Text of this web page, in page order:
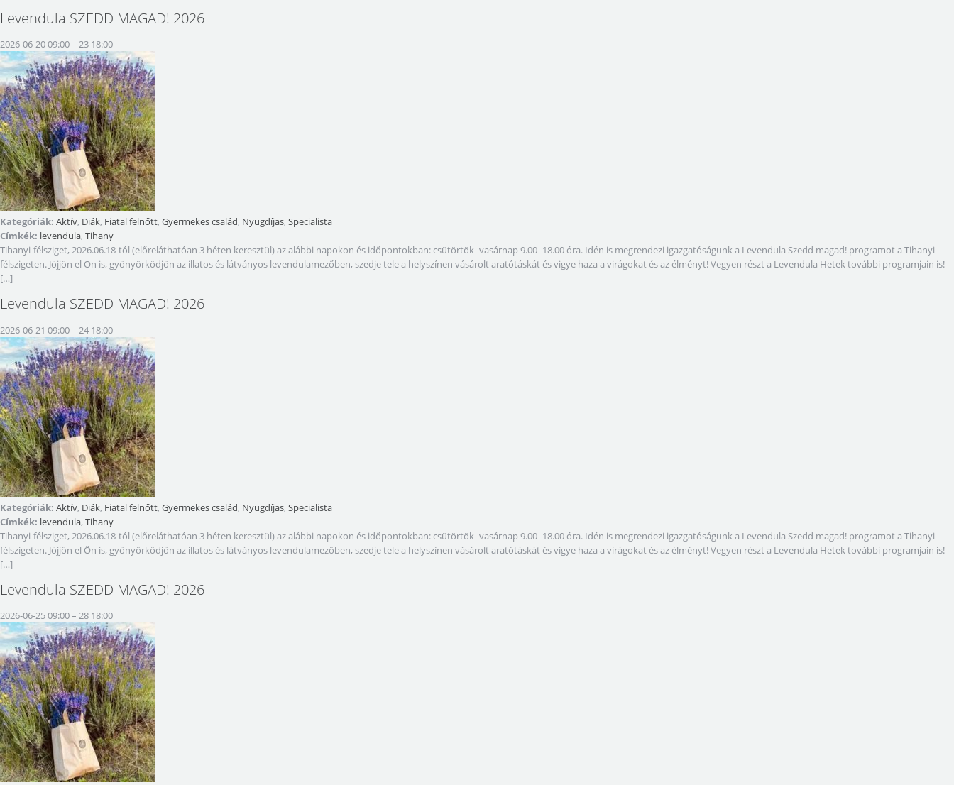
Levendula SZEDD MAGAD! 2026
2026-06-20 09:00– 23 18:00
Kategóriák: Aktív, Diák, Fiatal felnőtt, Gyermekes család, Nyugdíjas, Specialista
Címkék: levendula, Tihany
Tihanyi-félsziget, 2026.06.18-tól (előreláthatóan 3 héten keresztül) az alábbi napokon és időpontokban: csütörtök–vasárnap 9.00–18.00 óra. Idén is megrendezi igazgatóságunk a Levendula Szedd magad! programot a Tihanyi-
félszigeten. Jöjjön el Ön is, gyönyörködjön az illatos és látványos levendulamezőben, szedje tele a helyszínen vásárolt aratótáskát és vigye haza a virágokat és az élményt! Vegyen részt a Levendula Hetek további programjain is!
[…]
Levendula SZEDD MAGAD! 2026
2026-06-21 09:00– 24 18:00
Kategóriák: Aktív, Diák, Fiatal felnőtt, Gyermekes család, Nyugdíjas, Specialista
Címkék: levendula, Tihany
Tihanyi-félsziget, 2026.06.18-tól (előreláthatóan 3 héten keresztül) az alábbi napokon és időpontokban: csütörtök–vasárnap 9.00–18.00 óra. Idén is megrendezi igazgatóságunk a Levendula Szedd magad! programot a Tihanyi-
félszigeten. Jöjjön el Ön is, gyönyörködjön az illatos és látványos levendulamezőben, szedje tele a helyszínen vásárolt aratótáskát és vigye haza a virágokat és az élményt! Vegyen részt a Levendula Hetek további programjain is!
[…]
Levendula SZEDD MAGAD! 2026
2026-06-25 09:00– 28 18:00